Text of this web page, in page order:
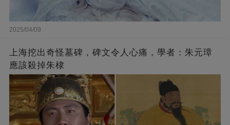
2025/04/09
上海挖出奇怪墓碑，碑文令人心痛，學者：朱元璋
應該殺掉朱棣